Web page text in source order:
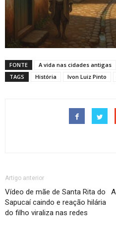
FONTE
A vida nas cidades antigas
TAGS
História Ivon Luiz Pinto
Artigo anterior
Vídeo de mãe de Santa Rita do
Sapucaí caindo e reação hilária
do filho viraliza nas redes